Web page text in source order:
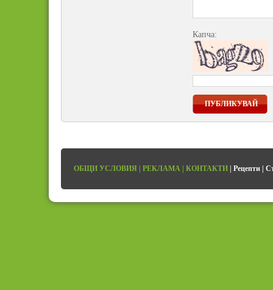
Капча:
ПУБЛИКУВАЙ
ОБЩИ УСЛОВИЯ | РЕКЛАМА | КОНТАКТИ | Рецепти |